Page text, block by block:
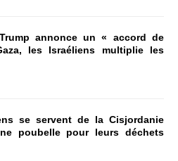
annonce un « accord de
les Israéliens multiplie les
se servent de la Cisjordanie
poubelle pour leurs déchets